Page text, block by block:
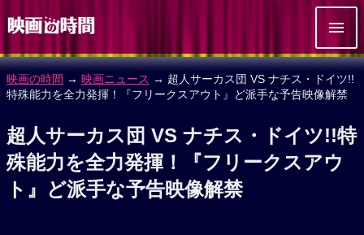
映画の時間 → 映画ニュース → 超人サーカス団 VS ナチス・ドイツ!!
特殊能力を全力発揮！『フリークスアウト』ど派手な予告映像解禁
超人サーカス団 VS ナチス・ドイツ!!特
殊能力を全力発揮！『フリークスアウ
ト』ど派手な予告映像解禁